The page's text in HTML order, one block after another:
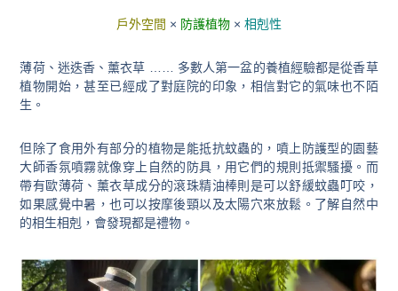
戶外空間 × 防護植物 × 相剋性
薄荷、迷迭香、薰衣草 …… 多數人第一盆的養植經驗都是從香草
植物開始，甚至已經成了對庭院的印象，相信對它的氣味也不陌
生。
但除了食用外有部分的植物是能抵抗蚊蟲的，噴上防護型的園藝
大師香氛噴霧就像穿上自然的防具，用它們的規則抵禦騷擾。 而
帶有歐薄荷、薰衣草成分的滾珠精油棒則是可以舒緩蚊蟲叮咬，
如果感覺中暑，也可以按摩後頸以及太陽穴來放鬆 。了解自然中
的相生相剋，會發現都是禮物 。